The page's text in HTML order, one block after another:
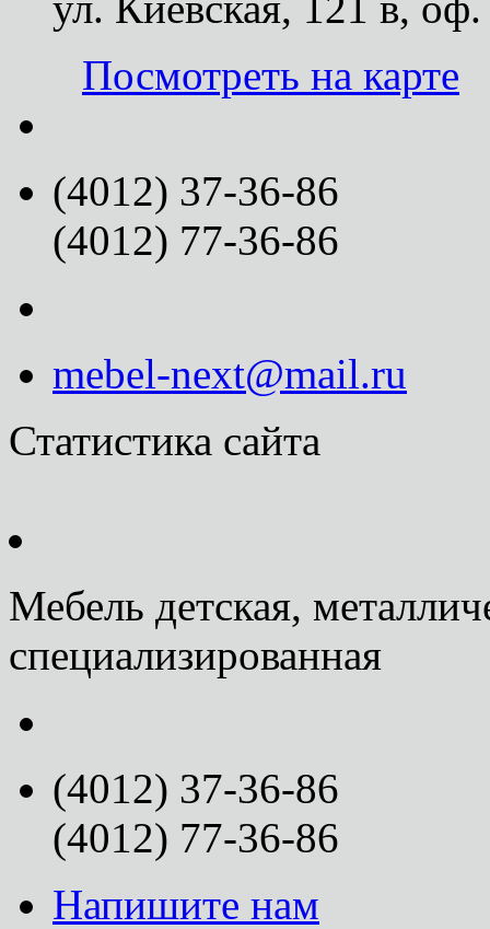
Посмотреть на карте
(4012) 37-36-86
(4012) 77-36-86
mebel-next@mail.ru
Статистика сайта
Мебель детская,
специализированная
(4012) 37-36-86
(4012) 77-36-86
Напишите нам